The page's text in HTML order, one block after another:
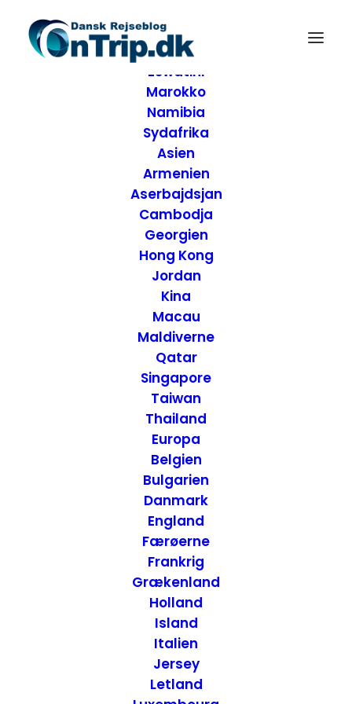
Destinationer
Afrika
Eswatini
Marokko
Namibia
Sydafrika
Asien
Armenien
Aserbajdsjan
Cambodja
Georgien
Hong Kong
Jordan
Kina
Macau
Maldiverne
Qatar
Singapore
Taiwan
Thailand
Europa
Belgien
Bulgarien
Danmark
England
Færøerne
Frankrig
Grækenland
Holland
Island
Italien
Jersey
Letland
Hunting Island State
Park er mangeartede
naturscenerier –
South Carolina, USA
USA - SYD,USA - NATIONALPARKER
ANNETTE SEIER - ONTRIP.DK